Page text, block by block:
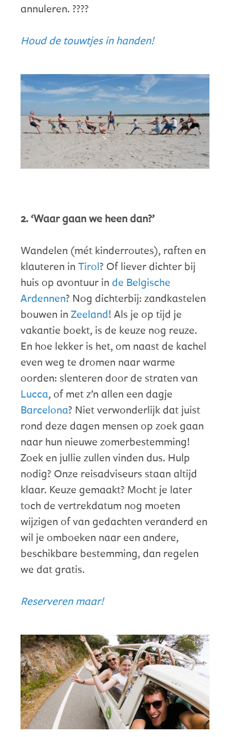
annuleren. ????
Houd de touwtjes in handen!
2. ‘Waar gaan we heen dan?’
Wandelen (mét kinderroutes), raften en
klauteren in Tirol? Of liever dichter bij
huis op avontuur in de Belgische
Ardennen? Nog dichterbij: zandkastelen
bouwen in Zeeland! Als je op tijd je
vakantie boekt, is de keuze nog reuze.
En hoe lekker is het, om naast de kachel
even weg te dromen naar warme
oorden: slenteren door de straten van
Lucca, of met z’n allen een dagje
Barcelona? Niet verwonderlijk dat juist
rond deze dagen mensen op zoek gaan
naar hun nieuwe zomerbestemming!
Zoek en jullie zullen vinden dus. Hulp
nodig? Onze reisadviseurs staan altijd
klaar. Keuze gemaakt? Mocht je later
toch de vertrekdatum nog moeten
wijzigen of van gedachten veranderd en
wil je omboeken naar een andere,
beschikbare bestemming, dan regelen
we dat gratis.
Reserveren maar!